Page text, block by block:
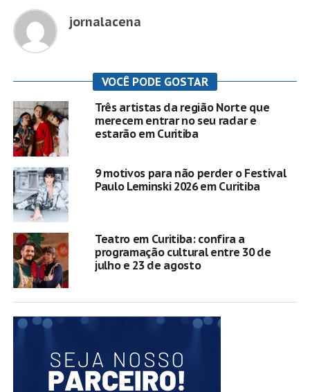
jornalacena
VOCÊ PODE GOSTAR
Três artistas da região Norte que
merecem entrar no seu radar e
estarão em Curitiba
9 motivos para não perder o Festival
Paulo Leminski 2026 em Curitiba
Teatro em Curitiba: confira a
programação cultural entre 30 de
julho e 23 de agosto